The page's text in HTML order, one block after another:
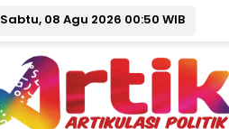
Sabtu, 08 Agu 2026 00:50 WIB